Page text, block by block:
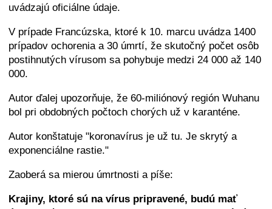
uvádzajú oficiálne údaje.
V prípade Francúzska, ktoré k 10. marcu uvádza 1400
prípadov ochorenia a 30 úmrtí, že skutočný počet osôb
postihnutých vírusom sa pohybuje medzi 24 000 až 140
000.
Autor ďalej upozorňuje, že 60-miliónový región Wuhanu
bol pri obdobných počtoch chorých už v karanténe.
Autor konštatuje "koronavírus je už tu. Je skrytý a
exponenciálne rastie."
Zaoberá sa mierou úmrtnosti a píše:
Krajiny, ktoré sú na vírus pripravené, budú mať